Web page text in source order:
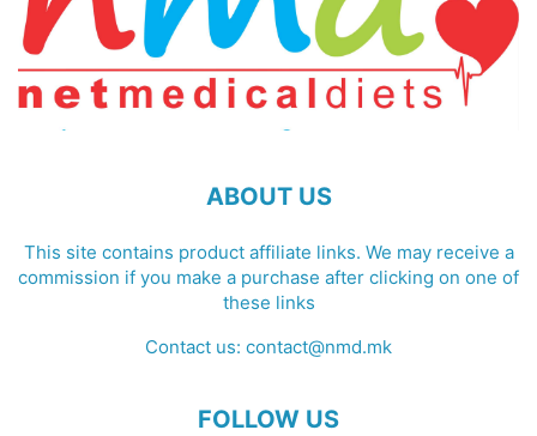
ABOUT US
This site contains product affiliate links. We may receive a
commission if you make a purchase after clicking on one of
these links
Contact us: contact@nmd.mk
FOLLOW US